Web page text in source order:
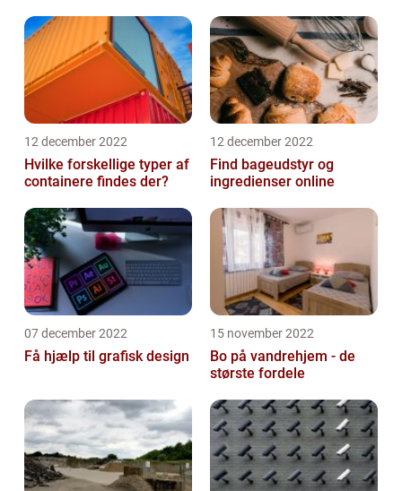
12 december 2022
Hvilke forskellige typer af
containere findes der?
12 december 2022
Find bageudstyr og
ingredienser online
07 december 2022
Få hjælp til grafisk design
15 november 2022
Bo på vandrehjem - de
største fordele